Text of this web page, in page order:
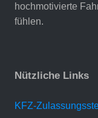
hochmotivierte
fühlen.
Nützliche Links
KFZ-